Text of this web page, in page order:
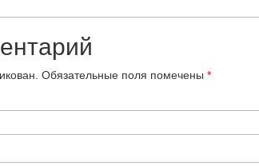
Обязательные поля помечены *